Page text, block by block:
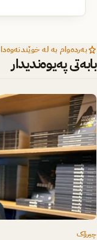
بەردەوام بە لە خوێندنەوەدا
بابەتی پەیوەندیدار
چیرۆک